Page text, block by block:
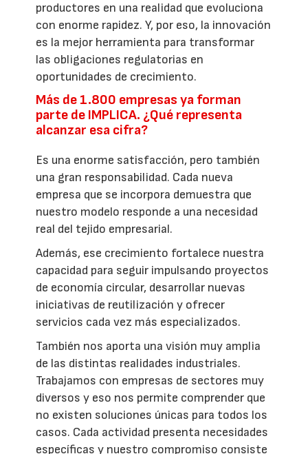
productores en una realidad que evoluciona
con enorme rapidez. Y, por eso, la innovación
es la mejor herramienta para transformar
las obligaciones regulatorias en
oportunidades de crecimiento.
Más de 1.800 empresas ya forman
parte de IMPLICA. ¿Qué representa
alcanzar esa cifra?
Es una enorme satisfacción, pero también
una gran responsabilidad. Cada nueva
empresa que se incorpora demuestra que
nuestro modelo responde a una necesidad
real del tejido empresarial.
Además, ese crecimiento fortalece nuestra
capacidad para seguir impulsando proyectos
de economía circular, desarrollar nuevas
iniciativas de reutilización y ofrecer
servicios cada vez más especializados.
También nos aporta una visión muy amplia
de las distintas realidades industriales.
Trabajamos con empresas de sectores muy
diversos y eso nos permite comprender que
no existen soluciones únicas para todos los
casos. Cada actividad presenta necesidades
específicas y nuestro compromiso consiste